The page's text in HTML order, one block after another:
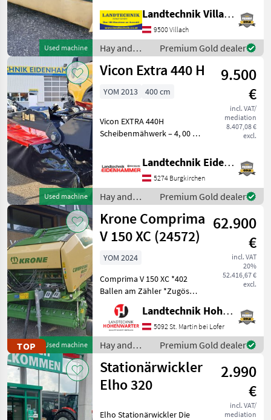
Used machine
mount for Weiste triangular
hitch, quick-release blade
fastener, with SafeCut
overload protec
Landtechnik Villach GmbH
9500 Villach
Hay and
forage
equipment /
Premium Gold dealer
Used machine
Vicon Extra 440 H
9.500
€
incl. VAT/
mediation
8.407,08 €
excl.
YOM 2013 400 cm
Vicon EXTRA 440H
Scheibenmähwerk – 4, 00 m
Arbeitsbreite: 4, 00 m -3
Klingen pro Mähscheibe -
Dreipunktanbau Kat. II -
Hydropneuma
Landtechnik Eidenhammer GmbH
5274 Burgkirchen
Hay and
forage
equipment /
Vicon
Premium Gold dealer
TOP Used machine
Krone Comprima
V 150 XC (24572)
62.900
€
incl. VAT
20%
52.416,67 €
excl.
YOM 2024
Comprima V 150 XC *402
Ballen am Zähler *Zugöse
Obenanhängung
*Schneidwerk mit 17 Messer
*Gelenkwelle *Hydraul.
Bodenabsenkung *E-Achse
mit 2-Leiter Druckl.-Brems
Landtechnik Hohenwarter GmbH
5092 St. Martin bei Lofer
Hay and
forage
equipment /
Krone
Premium Gold dealer
Stationärwickler
Elho 320
2.990
€
incl. VAT/
mediation
Elho Stationärwickler Die